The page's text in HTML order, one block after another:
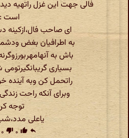
فالی جهت این غزل راتهیه
است :
ای صاحب فال،ازکینه
به اطرافیان بغض ودشمنی
باش به آنهامهربورزوگرنه
بسیاری
راتحمل کن وبه آینده
وبرای آنکه راحت
توجه
یاعلی
reply
thumb_up ۰ thumb_down ۰